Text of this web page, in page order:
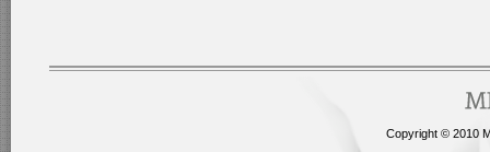
Copyright © 2010